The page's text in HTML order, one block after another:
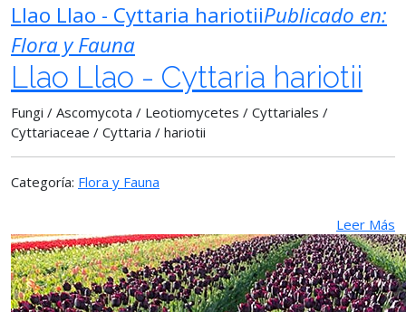
Llao Llao - Cyttaria hariotiiPublicado en:
Flora y Fauna
Llao Llao - Cyttaria hariotii
Fungi / Ascomycota / Leotiomycetes / Cyttariales /
Cyttariaceae / Cyttaria / hariotii
Categoría: Flora y Fauna
Leer Más